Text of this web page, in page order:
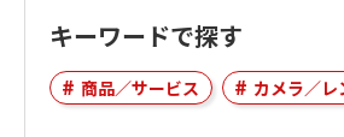
キーワードで探す
商品／サービス カメラ／レ